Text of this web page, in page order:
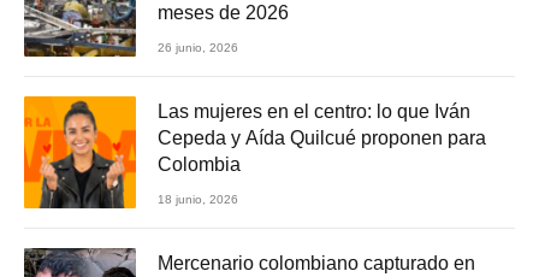
meses de 2026
26 junio, 2026
Las mujeres en el centro: lo que Iván
Cepeda y Aída Quilcué proponen para
Colombia
18 junio, 2026
Mercenario colombiano capturado en